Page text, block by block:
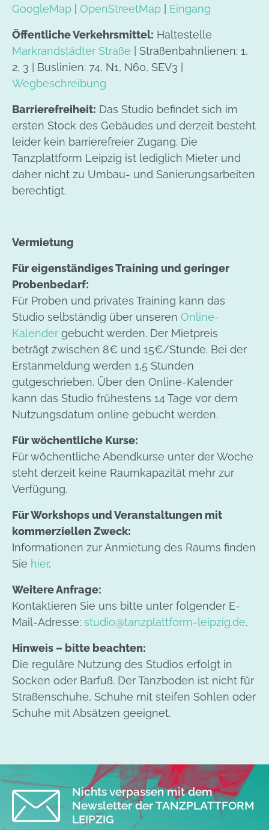
GoogleMap OpenStreetMap Eingang
Öffentliche Verkehrsmittel: Haltestelle
Markrandstädter Straße | Straßenbahnlienen: 1,
2, 3 | Buslinien: 74, N1, N60, SEV3 |
Wegbeschreibung
Barrierefreiheit: Das Studio befindet sich im
ersten Stock des Gebäudes und derzeit besteht
leider kein barrierefreier Zugang. Die
Tanzplattform Leipzig ist lediglich Mieter und
daher nicht zu Umbau- und Sanierungsarbeiten
berechtigt.
Vermietung
Für eigenständiges Training und geringer
Probenbedarf:
Für Proben und privates Training kann das
Studio selbständig über unseren Online-
Kalender gebucht werden. Der Mietpreis
beträgt zwischen 8€ und 15€/Stunde. Bei der
Erstanmeldung werden 1,5 Stunden
gutgeschrieben. Über den Online-Kalender
kann das Studio frühestens 14 Tage vor dem
Nutzungsdatum online gebucht werden.
Für wöchentliche Kurse:
Für wöchentliche Abendkurse unter der Woche
steht derzeit keine Raumkapazität mehr zur
Verfügung.
Für Workshops und Veranstaltungen mit
kommerziellen Zweck:
Informationen zur Anmietung des Raums finden
Sie hier.
Weitere Anfrage:
Kontaktieren Sie uns bitte unter folgender E-
Mail-Adresse: studio@tanzplattform-leipzig.de.
Hinweis – bitte beachten:
Die reguläre Nutzung des Studios erfolgt in
Socken oder Barfuß. Der Tanzboden ist nicht für
Straßenschuhe, Schuhe mit steifen Sohlen oder
Schuhe mit Absätzen geeignet.
Nichts verpassen mit dem
Newsletter der TANZPLATTFORM
LEIPZIG